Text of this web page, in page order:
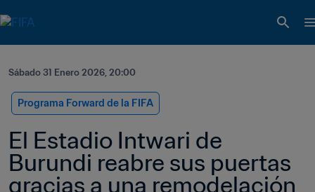
Sábado 31 Enero 2026, 20:00
Programa Forward de la FIFA
El Estadio Intwari de
Burundi reabre sus puertas
gracias a una remodelación